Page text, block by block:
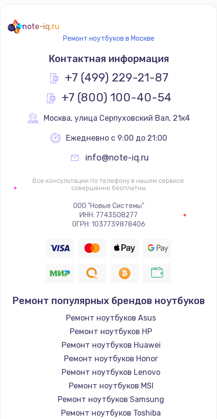
note-iq.ru
Ремонт ноутбуков в Москве
Контактная информация
+7 (499) 229-21-87
+7 (800) 100-40-54
Москва, улица Серпуховский Вал, 21к4
Ежедневно с 9:00 до 21:00
info@note-iq.ru
Все консультации по телефону в нашем сервисе
совершенно бесплатны
ООО "Новые Системы"
ИНН: 7743508277
ОГРН: 1037739878406
Ремонт популярных брендов ноутбуков
Ремонт ноутбуков Asus
Ремонт ноутбуков HP
Ремонт ноутбуков Huawei
Ремонт ноутбуков Honor
Ремонт ноутбуков Lenovo
Ремонт ноутбуков MSI
Ремонт ноутбуков Samsung
Ремонт ноутбуков Toshiba